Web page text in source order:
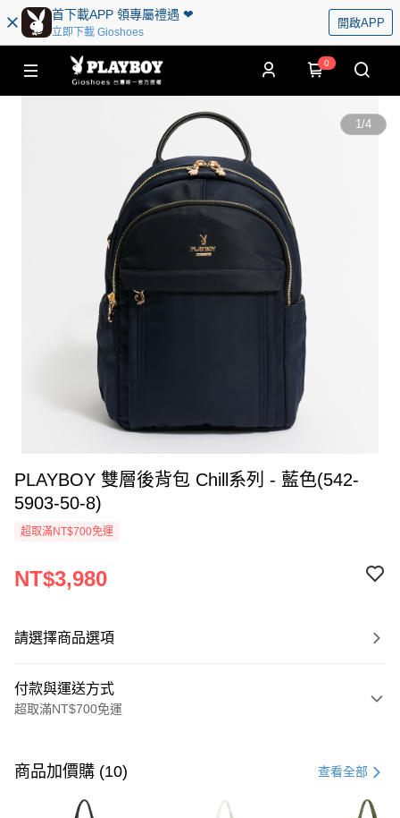
首下載APP 領專屬禮遇 ❤︎
立即下載 Gioshoes
開啟APP
0
1/4
PLAYBOY 雙層後背包 Chill系列 - 藍色(542-
5903-50-8)
超取滿NT$700免運
NT$3,980
請選擇商品選項
付款與運送方式
超取滿NT$700免運
信用卡一次付款
超商取貨付款
商品加價購 (10) 查看全部